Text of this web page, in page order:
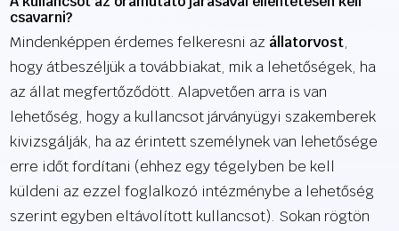
csavarni?
Mindenképpen érdemes felkeresni az állatorvost,
hogy átbeszéljük a továbbiakat, mik a lehetőségek, ha
az állat megfertőződött. Alapvetően arra is van
lehetőség, hogy a kullancsot járványügyi szakemberek
kivizsgálják, ha az érintett személynek van lehetősége
erre időt fordítani (ehhez egy tégelyben be kell
küldeni az ezzel foglalkozó intézménybe a lehetőség
szerint egyben eltávolított kullancsot). Sokan rögtön